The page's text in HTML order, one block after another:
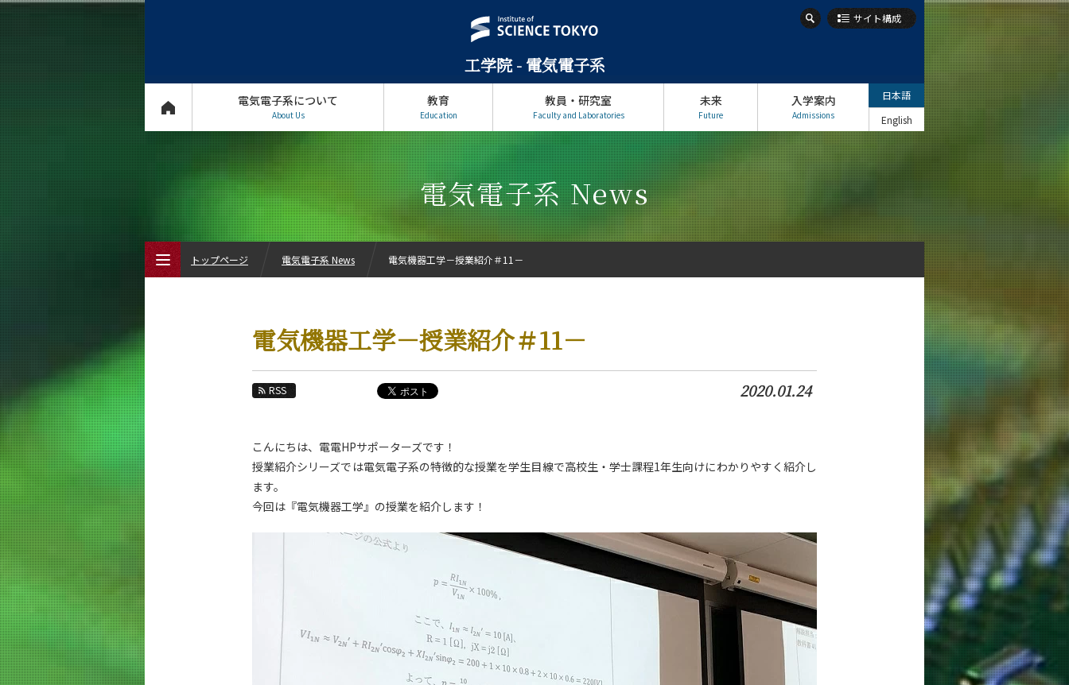
工学院 - 電気電子系
サイト構成
電気電子系について
About Us
教育
Education
教員・研究室
Faculty and Laboratories
未来
Future
入学案内
Admissions
日本語
English
電気電子系 News
電気機器工学－授業紹介＃11－
RSS 2020.01.24
こんにちは、電電HPサポーターズです！
授業紹介シリーズでは電気電子系の特徴的な授業を学生目線で高校生・学士課程1年生向けにわかりやすく紹介し
ます。
今回は『電気機器工学』の授業を紹介します！
トップページ 電気電子系 News 電気機器工学－授業紹介＃11－
電気電子系について